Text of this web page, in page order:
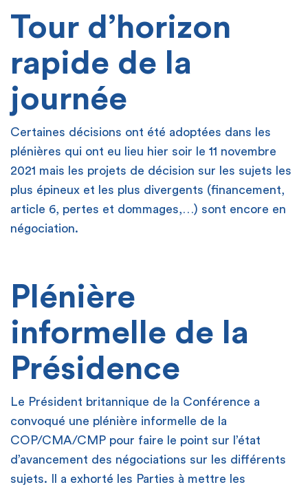
Tour d’horizon
rapide de la
journée
Certaines décisions ont été adoptées dans les
plénières qui ont eu lieu hier soir le 11 novembre
2021 mais les projets de décision sur les sujets les
plus épineux et les plus divergents (financement,
article 6, pertes et dommages,…) sont encore en
négociation.
Plénière
informelle de la
Présidence
Le Président britannique de la Conférence a
convoqué une plénière informelle de la
COP/CMA/CMP pour faire le point sur l’état
d’avancement des négociations sur les différents
sujets. Il a exhorté les Parties à mettre les